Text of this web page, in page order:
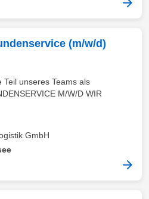
(m/w/d)
Teil unseres Teams als
M/W/D WIR
GmbH